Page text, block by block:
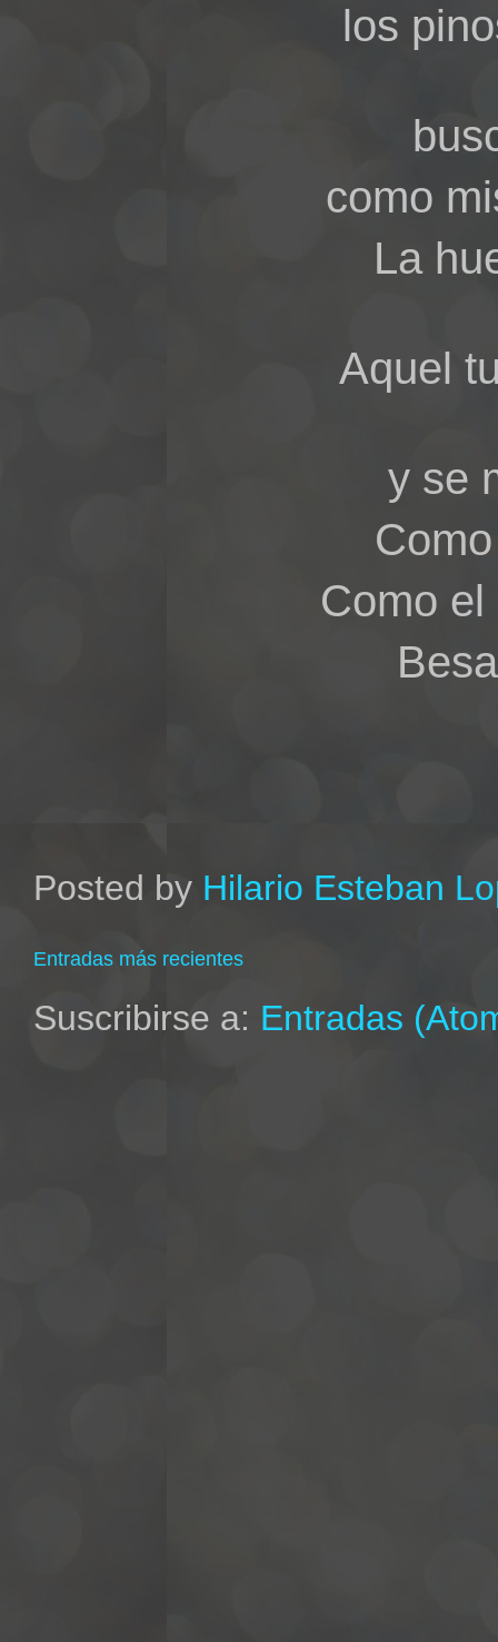
los
como
La
Aquel
y se
Como
Posted by Hilario Esteban
Entradas más recientes
Suscribirse a: Entradas